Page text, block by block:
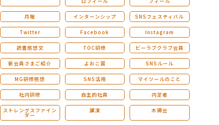
月報 インターンシップ SNSフェスティバル
Twitter Facebook Instagram
読書感想文 TOC研修 ビーラブクラブ会員
新会員さまご紹介 よおこ賞 SNSルール
MG研修感想 SNS活用 マイツールのこと
社内研修 自主的社員 内定者
ストレングスファイン
ダー
講演 木鶏会